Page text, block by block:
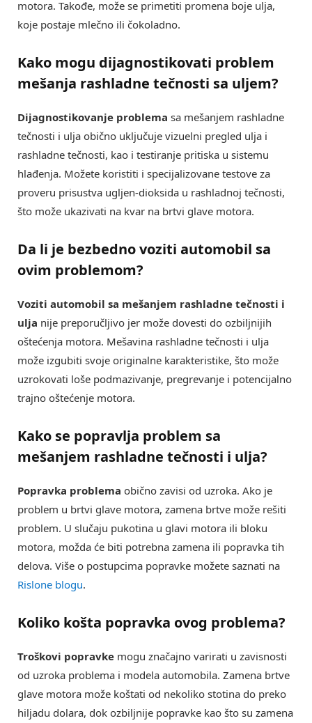
motora. Takođe, može se primetiti promena boje ulja,
koje postaje mlečno ili čokoladno.
Kako mogu dijagnostikovati problem
mešanja rashladne tečnosti sa uljem?
Dijagnostikovanje problema sa mešanjem rashladne
tečnosti i ulja obično uključuje vizuelni pregled ulja i
rashladne tečnosti, kao i testiranje pritiska u sistemu
hlađenja. Možete koristiti i specijalizovane testove za
proveru prisustva ugljen-dioksida u rashladnoj tečnosti,
što može ukazivati na kvar na brtvi glave motora.
Da li je bezbedno voziti automobil sa
ovim problemom?
Voziti automobil sa mešanjem rashladne tečnosti i
ulja nije preporučljivo jer može dovesti do ozbiljnijih
oštećenja motora. Mešavina rashladne tečnosti i ulja
može izgubiti svoje originalne karakteristike, što može
uzrokovati loše podmazivanje, pregrevanje i potencijalno
trajno oštećenje motora.
Kako se popravlja problem sa
mešanjem rashladne tečnosti i ulja?
Popravka problema obično zavisi od uzroka. Ako je
problem u brtvi glave motora, zamena brtve može rešiti
problem. U slučaju pukotina u glavi motora ili bloku
motora, možda će biti potrebna zamena ili popravka tih
delova. Više o postupcima popravke možete saznati na
Rislone blogu.
Koliko košta popravka ovog problema?
Troškovi popravke mogu značajno varirati u zavisnosti
od uzroka problema i modela automobila. Zamena brtve
glave motora može koštati od nekoliko stotina do preko
hiljadu dolara, dok ozbiljnije popravke kao što su zamena